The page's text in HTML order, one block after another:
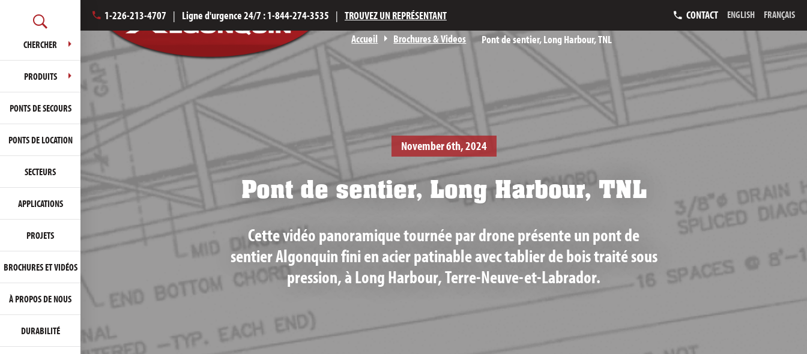
CHERCHER
PRODUITS
PONTS DE SECOURS
PONTS DE LOCATION
SECTEURS
APPLICATIONS
PROJETS
BROCHURES ET VIDÉOS
À PROPOS DE NOUS
DURABILITÉ
1-226-213-4707 | Ligne d'urgence 24/7 :1-844-274-3535 | TROUVEZ UN REPRÉSENTANT CONTACT ENGLISH FRANÇAIS
Accueil Brochures & Videos Pont de sentier, Long Harbour, TNL
November 6th, 2024
Pont de sentier, Long Harbour, TNL
Cette vidéo panoramique tournée par drone présente un pont de
sentier Algonquin fini en acier patinable avec tablier de bois traité sous
pression, à Long Harbour, Terre-Neuve-et-Labrador.